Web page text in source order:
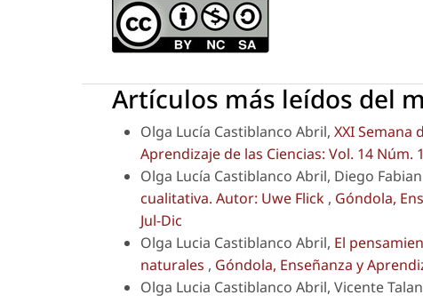
Artículos más leídos del
Olga Lucía Castiblanco Abril, XXI Semana
Aprendizaje de las Ciencias: Vol. 14 Núm.
Olga Lucía Castiblanco Abril, Diego
cualitativa. Autor: Uwe Flick , Góndola,
Jul-Dic
Olga Lucia Castiblanco Abril, El
naturales , Góndola, Enseñanza y
Olga Lucia Castiblanco Abril, Vicente